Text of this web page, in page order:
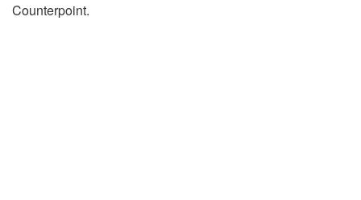
Counterpoint.